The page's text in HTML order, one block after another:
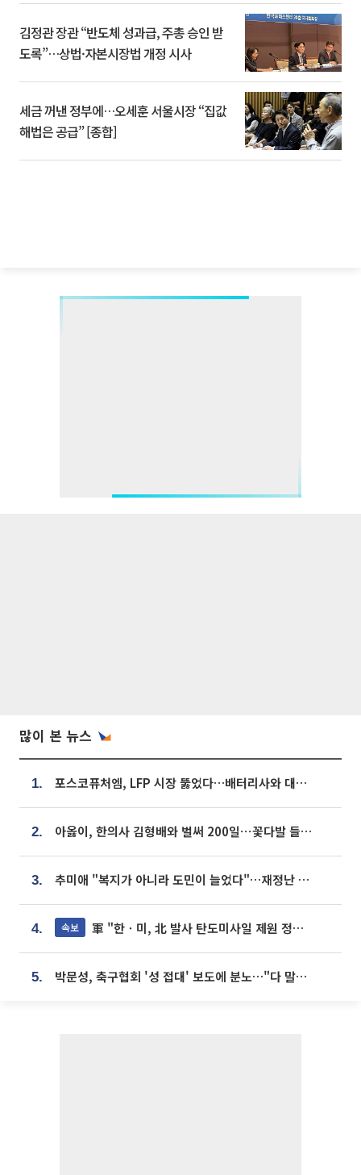
김정관 장관 “반도체 성과급, 주총 승인 받
도록”…상법·자본시장법 개정 시사
세금 꺼낸 정부에…오세훈 서울시장 “집값
해법은 공급” [종합]
많이 본 뉴스
1. 포스코퓨처엠, LFP 시장 뚫었다…배터리사와 대규모 장기 공급 합의
2. 아옳이, 한의사 김형배와 벌써 200일⋯꽃다발 들고 "프러포즈 아냐"
3. 추미애 "복지가 아니라 도민이 늘었다"…재정난 책임론 정면돌파
4. 속보 軍 "한ㆍ미, 北 발사 탄도미사일 제원 정밀분석 중"
5. 박문성, 축구협회 '성 접대' 보도에 분노…"다 말아먹으려고 작정했나"